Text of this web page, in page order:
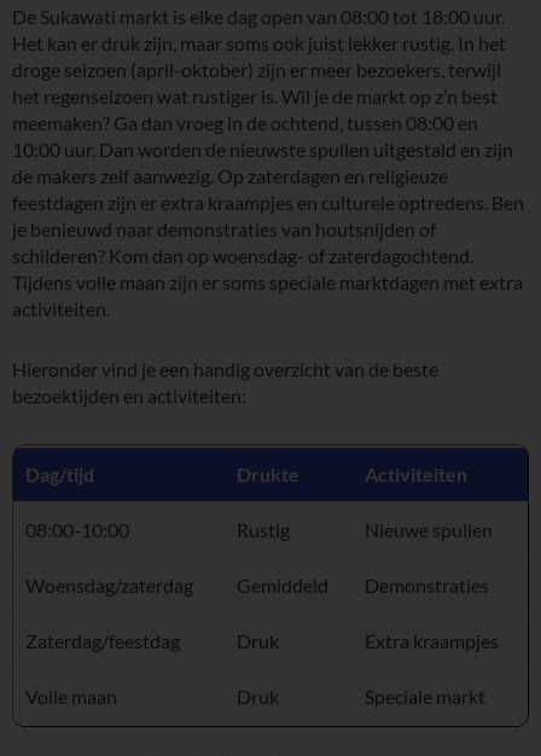
De Sukawati markt is elke dag open van 08:00 tot 18:00 uur.
Het kan er druk zijn, maar soms ook juist lekker rustig. In het
droge seizoen (april-oktober) zijn er meer bezoekers, terwijl
het regenseizoen wat rustiger is. Wil je de markt op z’n best
meemaken? Ga dan vroeg in de ochtend, tussen 08:00 en
10:00 uur. Dan worden de nieuwste spullen uitgestald en zijn
de makers zelf aanwezig. Op zaterdagen en religieuze
feestdagen zijn er extra kraampjes en culturele optredens. Ben
je benieuwd naar demonstraties van houtsnijden of
schilderen? Kom dan op woensdag- of zaterdagochtend.
Tijdens volle maan zijn er soms speciale marktdagen met extra
activiteiten.
Hieronder vind je een handig overzicht van de beste
bezoektijden en activiteiten:
Dag/tijd Drukte Activiteiten
08:00-10:00 Rustig Nieuwe spullen
Woensdag/zaterdag Gemiddeld Demonstraties
Zaterdag/feestdag Druk Extra kraampjes
Volle maan Druk Speciale markt